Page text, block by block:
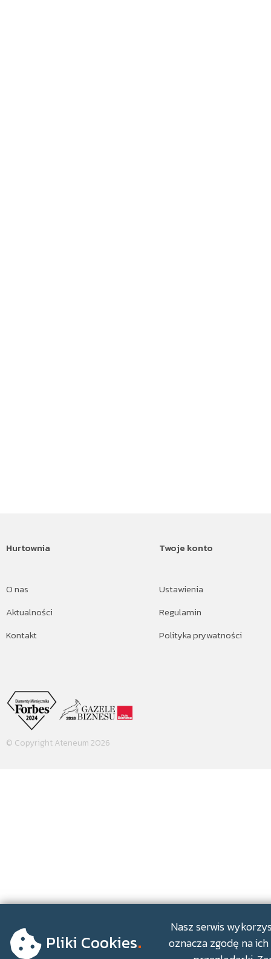
Hurtownia
O nas
Aktualności
Kontakt
Twoje konto
Ustawienia
Regulamin
Polityka prywatności
© Copyright Ateneum 2026
Pliki Cookies.
Nasz serwis
oznacza zgodę na